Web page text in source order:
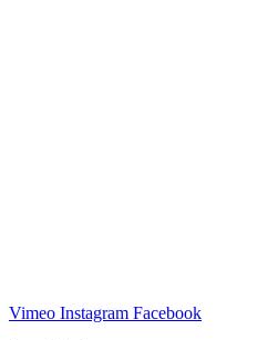
Vimeo Instagram Facebook